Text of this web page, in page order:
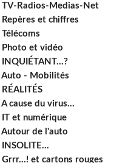
Radios-Medias-Net
et chiffres
et vidéo
Auto - Mobilités
cause du virus...
et numérique
de l'auto
et cartons rouges